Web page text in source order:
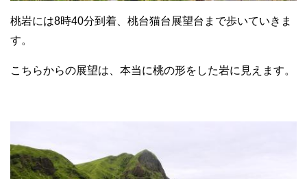
桃岩には8時40分到着、桃台猫台展望台まで歩いていきま
す。
こちらからの展望は、本当に桃の形をした岩に見えます。